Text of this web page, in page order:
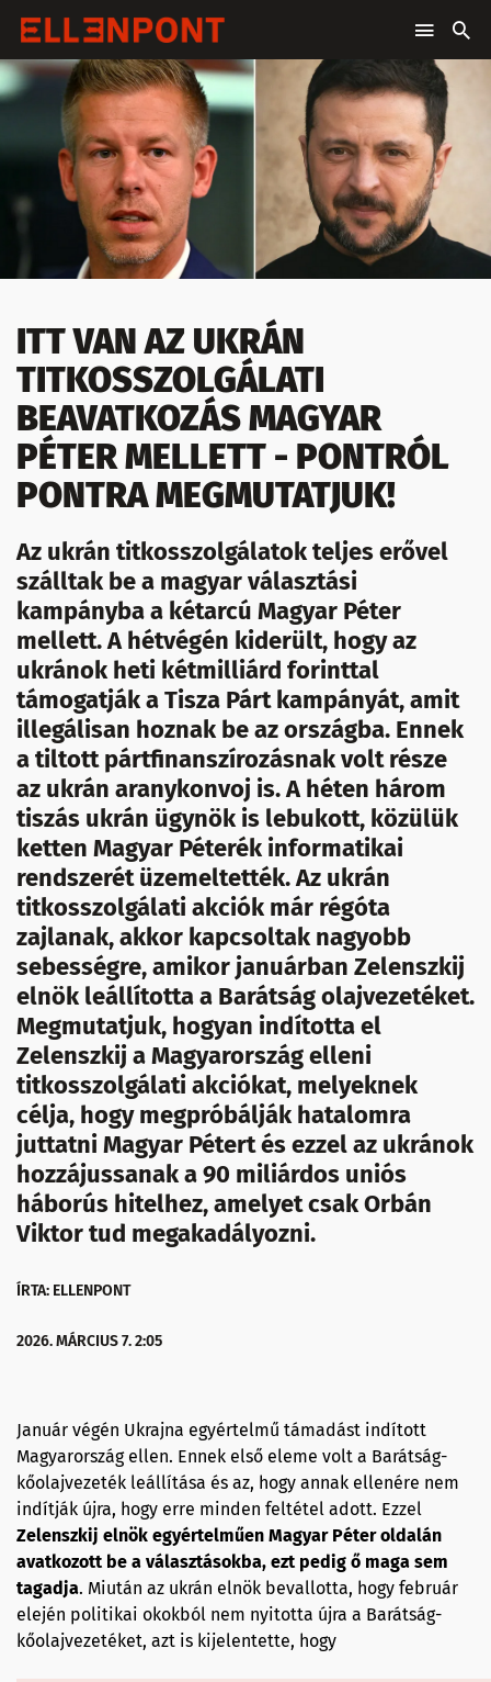
ITT VAN AZ UKRÁN
TITKOSSZOLGÁLATI
BEAVATKOZÁS MAGYAR
PÉTER MELLETT - PONTRÓL
PONTRA MEGMUTATJUK!
Az ukrán titkosszolgálatok teljes erővel
szálltak be a magyar választási
kampányba a kétarcú Magyar Péter
mellett. A hétvégén kiderült, hogy az
ukránok heti kétmilliárd forinttal
támogatják a Tisza Párt kampányát, amit
illegálisan hoznak be az országba. Ennek
a tiltott pártfinanszírozásnak volt része
az ukrán aranykonvoj is. A héten három
tiszás ukrán ügynök is lebukott, közülük
ketten Magyar Péterék informatikai
rendszerét üzemeltették. Az ukrán
titkosszolgálati akciók már régóta
zajlanak, akkor kapcsoltak nagyobb
sebességre, amikor januárban Zelenszkij
elnök leállította a Barátság olajvezetéket.
Megmutatjuk, hogyan indította el
Zelenszkij a Magyarország elleni
titkosszolgálati akciókat, melyeknek
célja, hogy megpróbálják hatalomra
juttatni Magyar Pétert és ezzel az ukránok
hozzájussanak a 90 miliárdos uniós
háborús hitelhez, amelyet csak Orbán
Viktor tud megakadályozni.
ÍRTA: ELLENPONT
2026. MÁRCIUS 7. 2:05
Január végén Ukrajna egyértelmű támadást indított
Magyarország ellen. Ennek első eleme volt a Barátság-
kőolajvezeték leállítása és az, hogy annak ellenére nem
indítják újra, hogy erre minden feltétel adott. Ezzel
Zelenszkij elnök egyértelműen Magyar Péter oldalán
avatkozott be a választásokba, ezt pedig ő maga sem
tagadja. Miután az ukrán elnök bevallotta, hogy február
elején politikai okokból nem nyitotta újra a Barátság-
kőolajvezetéket, azt is kijelentette, hogy